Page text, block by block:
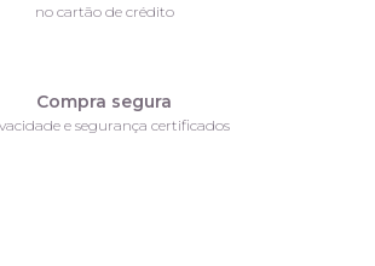
no cartão de crédito
Compra segura
e segurança certificados